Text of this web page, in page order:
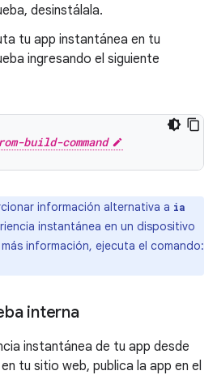
desinstálala.
tu app instantánea en tu
ingresando el siguiente
build-command
información alternativa a ia
instantánea en un dispositivo
información, ejecuta el comando:
interna
instantánea de tu app desde
tu sitio web, publica la app en el